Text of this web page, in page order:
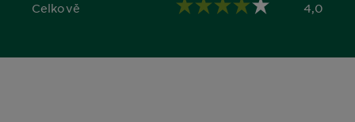
Celkově
4,0 out of 5 stars 4,0